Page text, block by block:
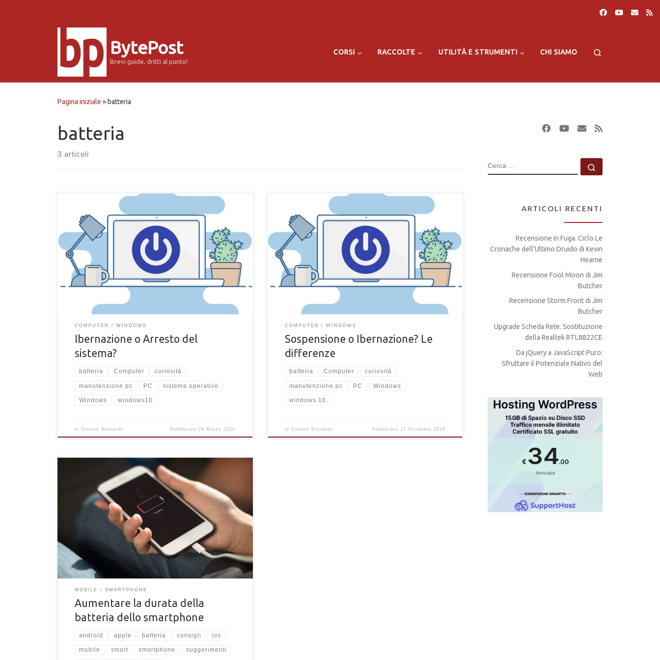
BytePost
Brevi guide, dritti al punto!
CORSI RACCOLTE UTILITÀ E STRUMENTI CHI SIAMO
Pagina iniziale » batteria
batteria
3 articoli
Ibernazione o arresto del sistema? Quale modalità
scegliere? Scopri le differenze tra ibernazione e arresto del
sistema per il tuo computer
COMPUTER WINDOWS
Ibernazione o Arresto del
sistema?
batteria Computer curiosità
manutenzione pc PC sistema operativo
Windows windows10
diSimone Bernardo Pubblicato 29 Marzo 2020
Quali differenze ci sono tra le modalità "Sospensione" e
"Ibernazione" di un PC Windows? Quali vantaggi portano e
quando usarle?
COMPUTER WINDOWS
Sospensione o Ibernazione? Le
differenze
batteria Computer curiosità
manutenzione pc PC Windows
windows 10
di Simone Bernardo Pubblicato 17 Dicembre 2019
Vuoi dei consigli per aumentare la durata della batteria del
tuo smartphone, tablet o altri dispositivi mobili? Al giorno
d’oggi, lo smartphone è uno strumento che portiamo
sempre dietro con noi. Che sia per tutto il giorno o solo per
dieci minuti, lo abbiamo sempre in tasca o nella borsa. Ormai
è un oggetto indispensabile e che racchiude gran parte […]
MOBILE SMARTPHONE
Aumentare la durata della
batteria dello smartphone
android apple batteria consigli ios
mobile smart smartphone suggerimenti
CERCA
ARTICOLI RECENTI
Recensione In Fuga. Ciclo Le
Cronache dell’Ultimo Druido di Kevin
Hearne
Recensione Fool Moon di Jim
Butcher
Recensione Storm Front di Jim
Butcher
Upgrade Scheda Rete. Sostituzione
della Realtek RTL8822CE
Da jQuery a JavaScript Puro:
Sfruttare il Potenziale Nativo del
Web